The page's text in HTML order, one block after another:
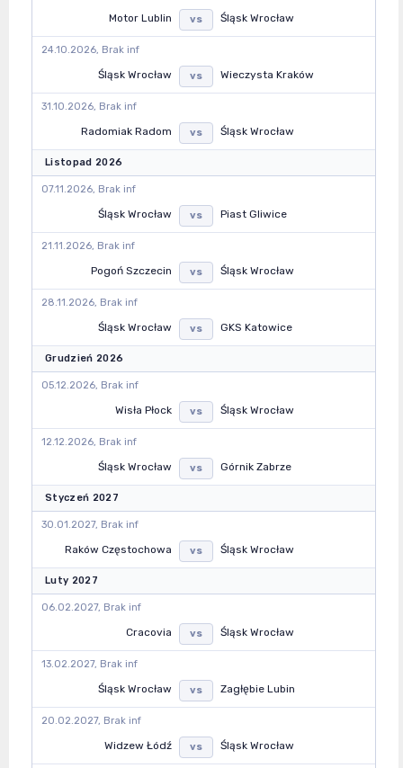
Motor Lublin vs Śląsk Wrocław
24.10.2026, Brak inf
Śląsk Wrocław vs Wieczysta Kraków
31.10.2026, Brak inf
Radomiak Radom vs Śląsk Wrocław
Listopad 2026
07.11.2026, Brak inf
Śląsk Wrocław vs Piast Gliwice
21.11.2026, Brak inf
Pogoń Szczecin vs Śląsk Wrocław
28.11.2026, Brak inf
Śląsk Wrocław vs GKS Katowice
Grudzień 2026
05.12.2026, Brak inf
Wisła Płock vs Śląsk Wrocław
12.12.2026, Brak inf
Śląsk Wrocław vs Górnik Zabrze
Styczeń 2027
30.01.2027, Brak inf
Raków Częstochowa vs Śląsk Wrocław
Luty 2027
06.02.2027, Brak inf
Cracovia vs Śląsk Wrocław
13.02.2027, Brak inf
Śląsk Wrocław vs Zagłębie Lubin
20.02.2027, Brak inf
Widzew Łódź vs Śląsk Wrocław